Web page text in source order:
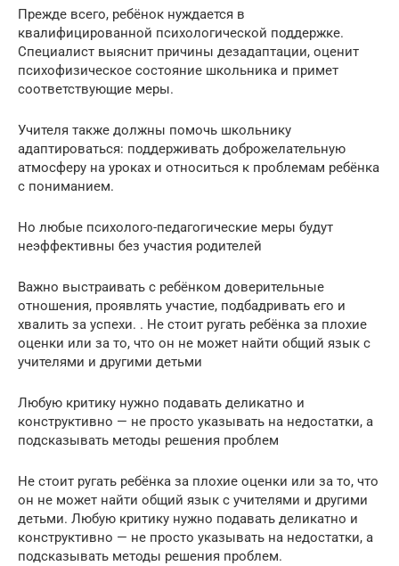
Прежде всего, ребёнок нуждается в
квалифицированной психологической поддержке.
Специалист выяснит причины дезадаптации, оценит
психофизическое состояние школьника и примет
соответствующие меры.
Учителя также должны помочь школьнику
адаптироваться: поддерживать доброжелательную
атмосферу на уроках и относиться к проблемам ребёнка
с пониманием.
Но любые психолого-педагогические меры будут
неэффективны без участия родителей
Важно выстраивать с ребёнком доверительные
отношения, проявлять участие, подбадривать его и
хвалить за успехи. . Не стоит ругать ребёнка за плохие
оценки или за то, что он не может найти общий язык с
учителями и другими детьми
Любую критику нужно подавать деликатно и
конструктивно — не просто указывать на недостатки, а
подсказывать методы решения проблем
Не стоит ругать ребёнка за плохие оценки или за то, что
он не может найти общий язык с учителями и другими
детьми. Любую критику нужно подавать деликатно и
конструктивно — не просто указывать на недостатки, а
подсказывать методы решения проблем.